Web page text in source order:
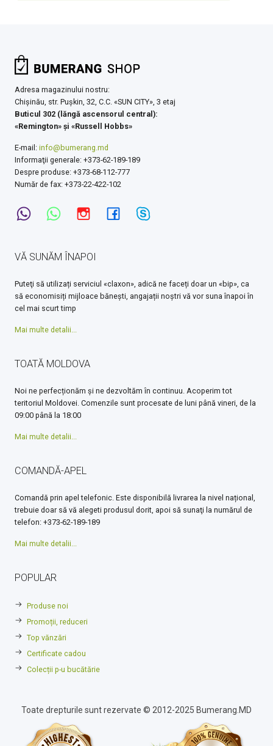
Adresa magazinului nostru:
Chişinău, str. Pușkin, 32, C.C. «SUN CITY», 3 etaj
Buticul 302 (lăngă ascensorul central):
«Remington» şi «Russell Hobbs»
E-mail: info@bumerang.md
Informaţii generale: +373-62-189-189
Despre produse: +373-68-112-777
Număr de fax: +373-22-422-102
VĂ SUNĂM ÎNAPOI
Puteţi să utilizați serviciul «claxon», adică ne faceți doar un «bip», ca
să economisiți mijloace bănești, angajații noștri vă vor suna înapoi în
cel mai scurt timp
Mai multe detalii...
TOATĂ MOLDOVA
Noi ne perfecționăm și ne dezvoltăm în continuu. Acoperim tot
teritoriul Moldovei. Comenzile sunt procesate de luni până vineri, de la
09:00 până la 18:00
Mai multe detalii...
COMANDĂ-APEL
Comandă prin apel telefonic. Este disponibilă livrarea la nivel național,
trebuie doar să vă alegeti produsul dorit, apoi să sunaţi la numărul de
telefon: +373-62-189-189
Mai multe detalii...
POPULAR
Produse noi
Promoții, reduceri
Top vănzări
Certificate cadou
Colecții p-u bucătărie
Toate drepturile sunt rezervate © 2012-2025 Bumerang.MD